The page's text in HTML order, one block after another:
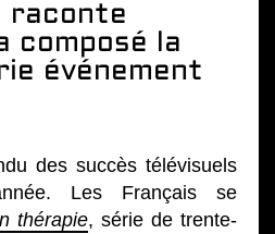
raconte
composé la
événement
des succès télévisuels
Les Français se
thérapie, série de trente-